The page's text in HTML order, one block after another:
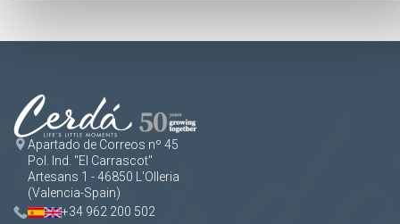
Apartado de Correos nº 45
Pol. Ind. "El Carrascot"
Artesans 1 - 46850 L'Olleria
(Valencia-Spain)
+34 962 200 502